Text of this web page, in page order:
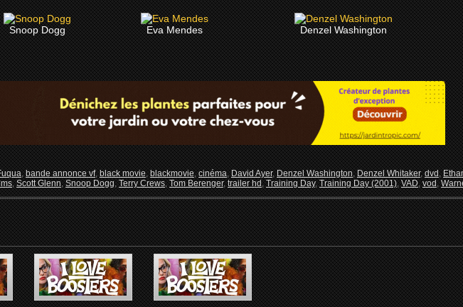
Snoop Dogg Eva Mendes Denzel Washington
,bande annonce vf,black movie,blackmovie,cinéma,David Ayer,Denzel Washington,Denzel Whitaker,dvd,
,Scott Glenn,Snoop Dogg,Terry Crews,Tom Berenger,trailer hd,Training Day,Training Day (2001),VAD,vod,